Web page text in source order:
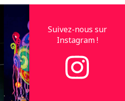
Suivez-nous sur
Instagram !